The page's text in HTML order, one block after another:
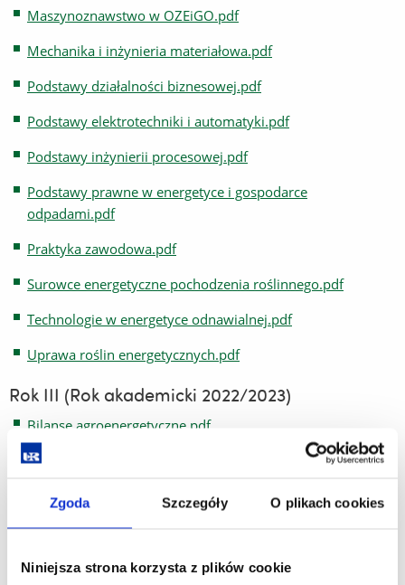
Zgoda Szczegóły O plikach cookies
Niniejsza strona korzysta z plików cookie
Maszynoznawstwo w OZEiGO.pdf
Mechanika i inżynieria materiałowa.pdf
Podstawy działalności biznesowej.pdf
Podstawy elektrotechniki i automatyki.pdf
Podstawy inżynierii procesowej.pdf
Podstawy prawne w energetyce i gospodarce
odpadami.pdf
Praktyka zawodowa.pdf
Surowce energetyczne pochodzenia roślinnego.pdf
Technologie w energetyce odnawialnej.pdf
Uprawa roślin energetycznych.pdf
Rok III (Rok akademicki 2022/2023)
Bilanse agroenergetyczne.pdf
Bilanse biomasy.pdf
Gospodarowanie wybranymi grupami odpadów.pdf
Mikrobiologiczne przetwarzanie materii.pdf
OZE a ochrona środowiska.pdf